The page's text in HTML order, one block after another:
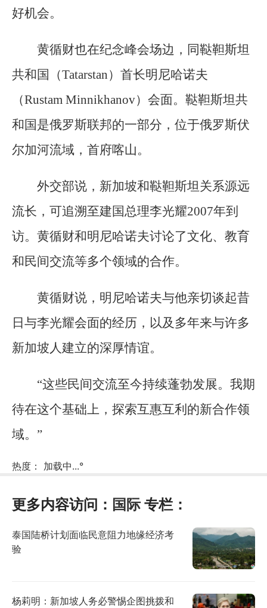
好机会。
黄循财也在纪念峰会场边，同鞑靼斯坦
共和国（Tatarstan）首长明尼哈诺夫
（Rustam Minnikhanov）会面。鞑靼斯坦共
和国是俄罗斯联邦的一部分，位于俄罗斯伏
尔加河流域，首府喀山。
外交部说，新加坡和鞑靼斯坦关系源远
流长，可追溯至建国总理李光耀2007年到
访。黄循财和明尼哈诺夫讨论了文化、教育
和民间交流等多个领域的合作。
黄循财说，明尼哈诺夫与他亲切谈起昔
日与李光耀会面的经历，以及多年来与许多
新加坡人建立的深厚情谊。
“这些民间交流至今持续蓬勃发展。我期
待在这个基础上，探索互惠互利的新合作领
域。”
热度： 加载中...°
更多内容访问： 国际专栏：
泰国陆桥计划面临民意阻力地缘经济考
验
杨莉明：新加坡人务必警惕企图挑拨和